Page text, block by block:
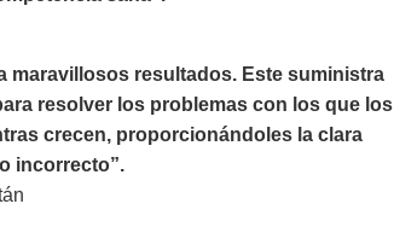
maravillosos resultados. Este suministra
resolver los problemas con los que los
crecen, proporcionándoles la clara
incorrecto”.